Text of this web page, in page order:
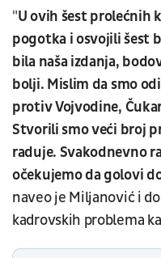
"U ovih šest prolećnih
pogotka i osvojili šest
bila naša izdanja,
bolji. Mislim da smo
protiv Vojvodine,
Stvorili smo veći broj
raduje. Svakodnevno
očekujemo da golovi
naveo je Miljanović i
kadrovskih problema